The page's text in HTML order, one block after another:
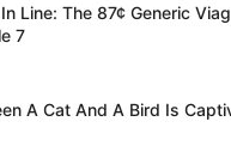
Line: The 87¢ Generic
7
A Cat And A Bird Is